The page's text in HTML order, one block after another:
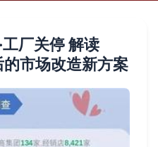
工厂关停 解读
市场改造新方案